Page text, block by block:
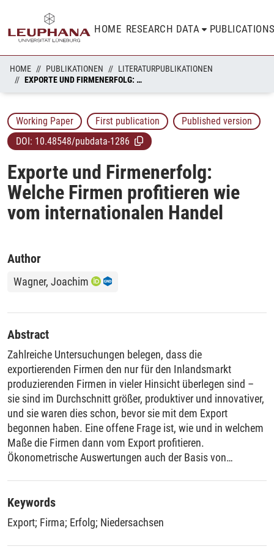
HOME RESEARCH DATA
HOME PUBLIKATIONEN
LITERATURPUBLIKATIONEN
EXPORTE UND FIRMENERFOLG: WELCHE FIRMEN PROFITIEREN WIE VOM INTERNATIONALEN HANDEL
Working Paper First publication
Published version
DOI: 10.48548/pubdata-1286
Exporte und Firmenerfolg:
Welche Firmen profitieren wie
vom internationalen Handel
Author
Wagner, Joachim
Abstract
Zahlreiche Untersuchungen belegen, dass die
exportierenden Firmen den nur für den Inlandsmarkt
produzierenden Firmen in vieler Hinsicht überlegen sind –
sie sind im Durchschnitt größer, produktiver und innovativer,
und sie waren dies schon, bevor sie mit dem Export
begonnen haben. Eine offene Frage ist, wie und in welchem
Maße die Firmen dann vom Export profitieren.
Ökonometrische Auswertungen auch der Basis von
hierbei verwendeten Methoden liegen, denn ein Vergleich der
exportierenden Firmen mit sich selbst in einer Situation ohne
Export ist ja nicht möglich. Eine direkte Befragung von
Exporteuren kann hier neue Erkenntnisse bringen. Eine
Keywords
Export; Firma; Erfolg; Niedersachsen